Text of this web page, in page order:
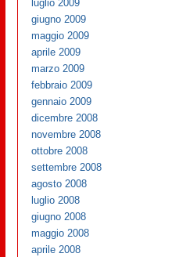
luglio 2009
giugno 2009
maggio 2009
aprile 2009
marzo 2009
febbraio 2009
gennaio 2009
dicembre 2008
novembre 2008
ottobre 2008
settembre 2008
agosto 2008
luglio 2008
giugno 2008
maggio 2008
aprile 2008